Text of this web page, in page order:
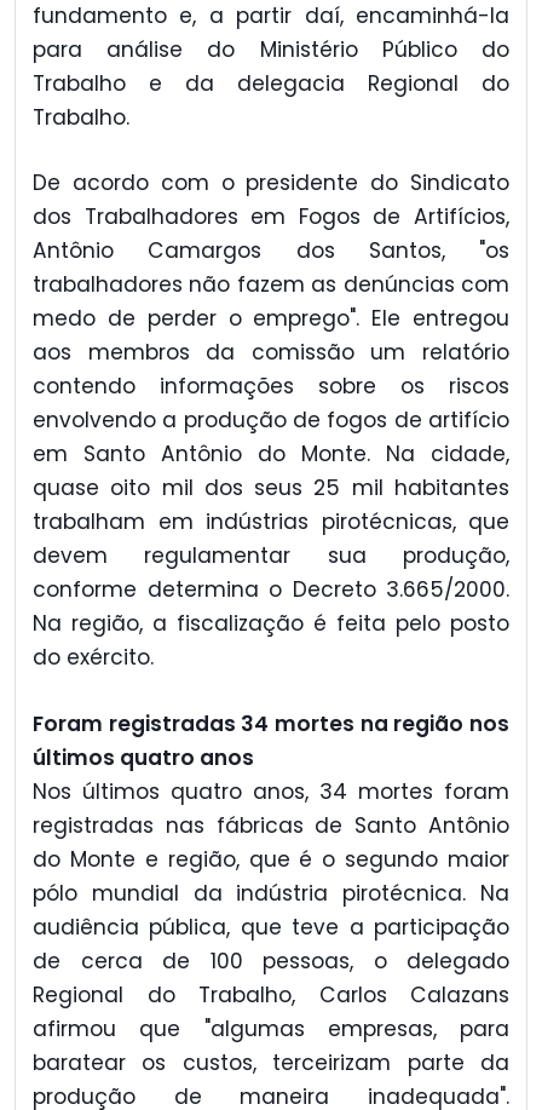
fundamento e, a partir daí, encaminhá-la
para análise do Ministério Público do
Trabalho e da delegacia Regional do
Trabalho.
De acordo com o presidente do Sindicato
dos Trabalhadores em Fogos de Artifícios,
Antônio Camargos dos Santos, "os
trabalhadores não fazem as denúncias com
medo de perder o emprego". Ele entregou
aos membros da comissão um relatório
contendo informações sobre os riscos
envolvendo a produção de fogos de artifício
em Santo Antônio do Monte. Na cidade,
quase oito mil dos seus 25 mil habitantes
trabalham em indústrias pirotécnicas, que
devem regulamentar sua produção,
conforme determina o Decreto 3.665/2000.
Na região, a fiscalização é feita pelo posto
do exército.
Foram registradas 34 mortes na região nos
últimos quatro anos
Nos últimos quatro anos, 34 mortes foram
registradas nas fábricas de Santo Antônio
do Monte e região, que é o segundo maior
pólo mundial da indústria pirotécnica. Na
audiência pública, que teve a participação
de cerca de 100 pessoas, o delegado
Regional do Trabalho, Carlos Calazans
afirmou que "algumas empresas, para
baratear os custos, terceirizam parte da
produção de maneira inadequada".